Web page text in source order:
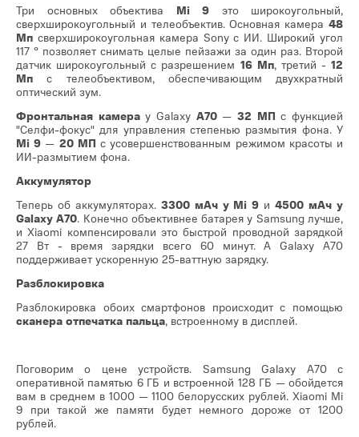
Три основных объектива Mi 9 это широкоугольный,
сверхширокоугольный и телеобъектив. Основная камера 48
Мп сверхширокоугольная камера Sony с ИИ. Широкий угол
117 ° позволяет снимать целые пейзажи за один раз. Второй
датчик широкоугольный с разрешением 16 Мп, третий - 12
Мп с телеобъективом, обеспечивающим двухкратный
оптический зум.
Фронтальная камерау Galaxy A70—32 МП с функцией
"Селфи-фокус" для управления степенью размытия фона. У
Mi 9 — 20 МП с усовершенствованным режимом красоты и
ИИ-размытием фона.
Аккумулятор
Теперь об аккумуляторах. 3300 мАч у Mi 9 и4500 мАч у
Galaxy A70. Конечно объективнее батарея у Samsung лучше,
и Xiaomi компенсировали это быстрой проводной зарядкой
27 Вт - время зарядки всего 60 минут. А Galaxy A70
поддерживает ускоренную 25-ваттную зарядку.
Разблокировка
Разблокировка обоих смартфонов происходит с помощью
сканера отпечатка пальца, встроенному в дисплей.
Поговорим о цене устройств. Samsung Galaxy A70 с
оперативной памятью 6 ГБ и встроенной 128 ГБ — обойдется
вам в среднем в 1000 — 1100 белорусских рублей. Xiaomi Mi
9 при такой же памяти будет немного дороже от 1200
рублей.